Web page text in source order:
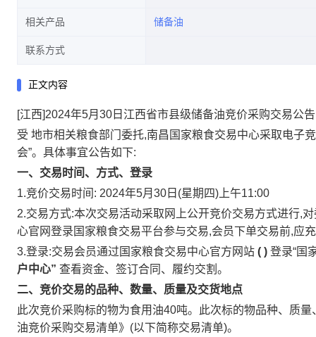
相关产品 储备油
联系方式
正文内容
[江西]2024年5月30日江西省市县级储备油竞价采购交易公告
受 地市相关粮食部门委托,南昌国家粮食交易中心采取电子
会”。具体事宜公告如下:
一、交易时间、方式、登录
1.竞价交易时间: 2024年5月30日(星期四)上午11:00
2.交易方式:本次交易活动采取网上公开竞价交易方式进行,
心官网登录国家粮食交易平台参与交易,会员下单交易前,应
3.登录:交易会员通过国家粮食交易中心官方网站 ( ) 登录“国
户中心” 查看资金、签订合同、履约交割。
二、竞价交易的品种、数量、质量及交货地点
此次竞价采购标的物为食用油40吨。此次标的物品种、质
油竞价采购交易清单》(以下简称交易清单)。